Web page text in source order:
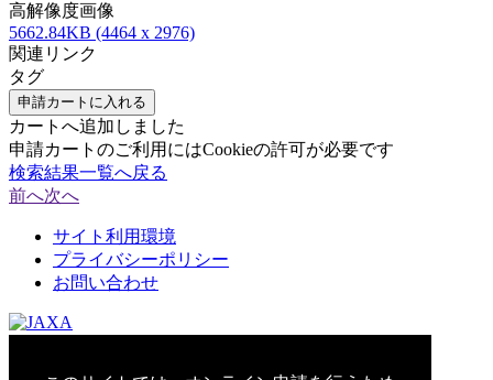
高解像度画像
5662.84KB (4464 x 2976)
関連リンク
タグ
申請カートに入れる
カートへ追加しました
申請カートのご利用にはCookieの許可が必要です
検索結果一覧へ戻る
前へ次へ
サイト利用環境
プライバシーポリシー
お問い合わせ